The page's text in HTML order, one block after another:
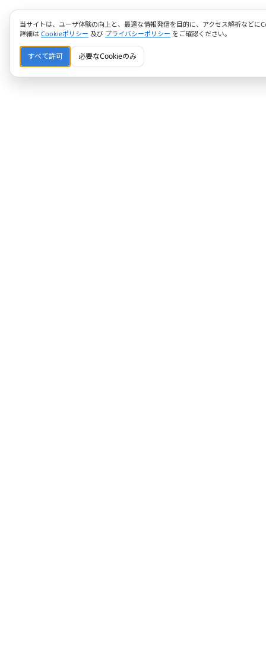
当サイトは、ユーザ体験の向上と、最適な情報発信を目的に、アクセス解析などに
詳細は Cookieポリシー 及び プライバシーポリシー をご確認ください。
すべて許可 必要なCookieのみ